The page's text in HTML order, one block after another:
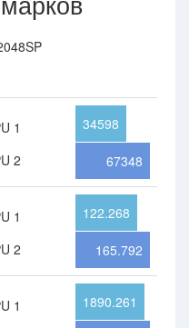
1
2
34598
67348
1
2
122.268
165.792
1
1890.261